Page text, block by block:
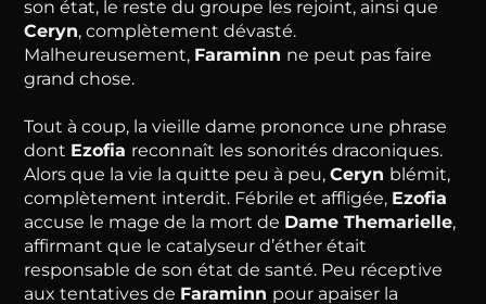
son état, le reste du groupe les rejoint, ainsi que
Ceryn, complètement dévasté.
Malheureusement, Faraminn ne peut pas faire
grand chose.
Tout à coup, la vieille dame prononce une phrase
dont Ezofia reconnaît les sonorités draconiques.
Alors que la vie la quitte peu à peu, Ceryn blémit,
complètement interdit. Fébrile et affligée, Ezofia
accuse le mage de la mort de Dame Themarielle,
affirmant que le catalyseur d’éther était
responsable de son état de santé. Peu réceptive
aux tentatives de Faraminn pour apaiser la